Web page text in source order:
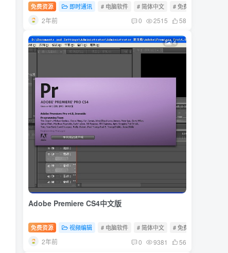
免费资源 即时通讯 # 电脑软件 # 简体中文 # 免费软件
2年前 0 2515 58
4
Adobe Premiere CS4中文版
免费资源 视频编辑 # 电脑软件 # 简体中文 # 免费软件
2年前 0 9381 56